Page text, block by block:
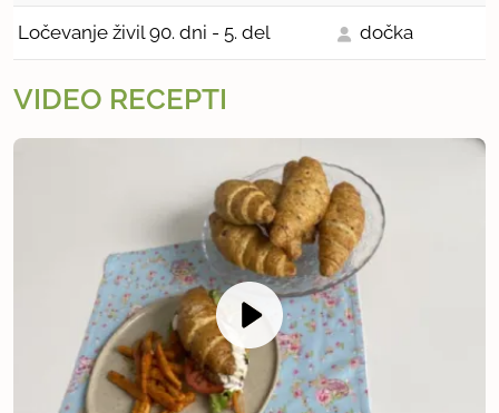
Ločevanje živil 90. dni - 5. del dočka
VIDEO RECEPTI